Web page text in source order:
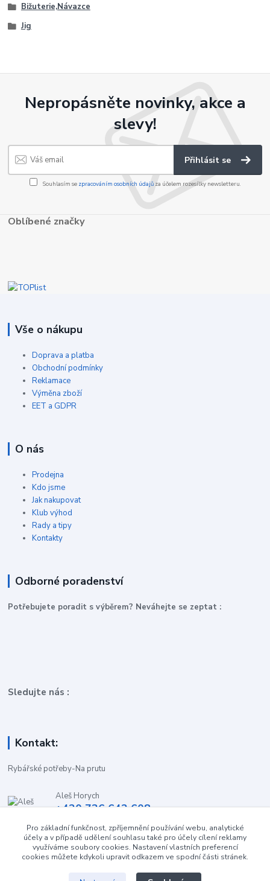
Bižuterie,Návazce
Jig
Nepropásněte novinky, akce a
slevy!
Přihlásit se
Souhlasím se zpracováním osobních údajůza účelem rozesílky newsletteru.
Oblíbené značky
Vše o nákupu
Doprava a platba
Obchodní podmínky
Reklamace
Výměna zboží
EET a GDPR
O nás
Prodejna
Kdo jsme
Jak nakupovat
Klub výhod
Rady a tipy
Kontakty
Odborné poradenství
Potřebujete poradit s výběrem? Neváhejte se zeptat :
Sledujte nás :
Kontakt:
Rybářské potřeby-Na prutu
Aleš Horych
+420 736 642 608
obchod-naprutu@seznam.cz
Pro základní funkčnost, zpříjemnění používání webu, analytické
účely a v případě udělení souhlasu také pro účely cílení reklamy
využíváme soubory cookies. Nastavení vlastních preferencí
cookies můžete kdykoli upravit odkazem ve spodní části stránek.